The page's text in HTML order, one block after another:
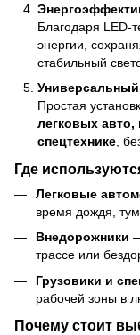
Благодаря LED-
энергии,
стабильный
Простая
легковых авто,
спецтехнике ,
Где
Легковые
время дождя,
Внедорожники
трассе или
Грузовики и
рабочей зоны в
Почему стоит